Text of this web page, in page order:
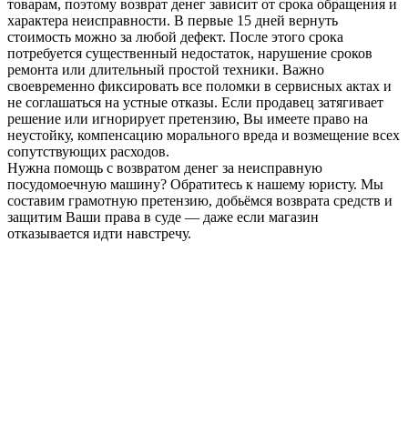
товарам, поэтому возврат денег зависит от срока обращения и
характера неисправности. В первые 15 дней вернуть
стоимость можно за любой дефект. После этого срока
потребуется существенный недостаток, нарушение сроков
ремонта или длительный простой техники. Важно
своевременно фиксировать все поломки в сервисных актах и
не соглашаться на устные отказы. Если продавец затягивает
решение или игнорирует претензию, Вы имеете право на
неустойку, компенсацию морального вреда и возмещение всех
сопутствующих расходов.
Нужна помощь с возвратом денег за неисправную
посудомоечную машину? Обратитесь к нашему юристу. Мы
составим грамотную претензию, добьёмся возврата средств и
защитим Ваши права в суде — даже если магазин
отказывается идти навстречу.